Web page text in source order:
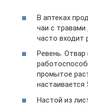
В аптеках
чаи с травами
часто входит
Ревень. Отвар
промытое
настаивается
Настой из